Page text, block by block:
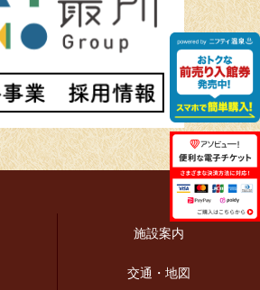
施設案内
交通・地図